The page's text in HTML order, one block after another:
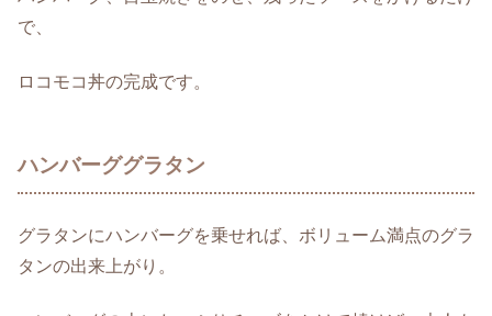
で、
ロコモコ丼の完成です。
ハンバーググラタン
グラタンにハンバーグを乗せれば、ボリューム満点のグラ
タンの出来上がり。